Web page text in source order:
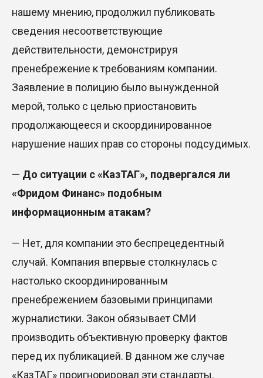
нашему мнению, продолжил публиковать
сведения несоответствующие
действительности, демонстрируя
пренебрежение к требованиям компании.
Заявление в полицию было вынужденной
мерой, только с целью приостановить
продолжающееся и скоординированное
нарушение наших прав со стороны подсудимых.
— До ситуации с «КазТАГ», подвергался ли
«Фридом Финанс» подобным
информационным атакам?
— Нет, для компании это беспрецедентный
случай. Компания впервые столкнулась с
настолько скоординированным
пренебрежением базовыми принципами
журналистики. Закон обязывает СМИ
производить объективную проверку фактов
перед их публикацией. В данном же случае
«КазТАГ» проигнорировал эти стандарты.